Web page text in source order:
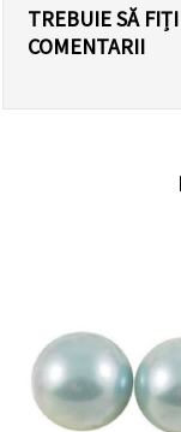
TREBUIE SĂ
COMENTARII